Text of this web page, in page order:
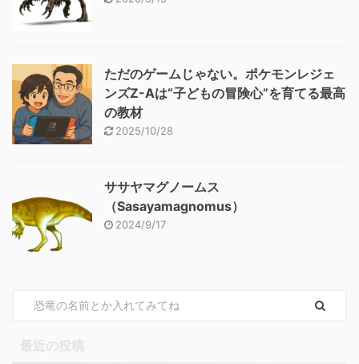
ただのゲームじゃない。ポケモンレジェ
ンズZ-Aは“子どもの冒険心”を育てる最高
の教材
2025/10/28
ササヤマグノームス
（Sasayamagnomus）
2024/9/17